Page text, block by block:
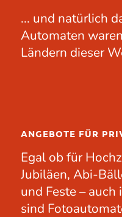
... und natürlich
Automaten
Ländern dieser
ANGEBOTE FÜR
Egal ob für
Jubiläen, Abi-
und Feste –
sind